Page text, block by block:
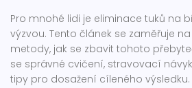
Pro mnohé lidi je eliminace tuků na
výzvou. Tento článek se zaměřuje
metody, jak se zbavit tohoto
se správné cvičení, stravovací
tipy pro dosažení cíleného výsledku.